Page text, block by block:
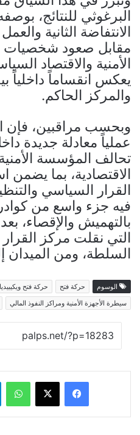
البرغوثي للنتائج،
الانتفاضة الثانية
مقابل صعود شخصيات
الأمنية والاقتصاد
يعكس انقساماً داخلياً
والمركز الحاكم.
وبحسب مراقبين، فإن
عملياً معادلة جديدة
تحالف المؤسسة
الاقتصادية، بما
القرار السياسي
فيه جزء واسع من كوادر
بالتهميش والإقصاء،
التي نقلت مركز
السلطة، ومن الميدان
الوسوم حركة فتح
حركة فتح ويكيبيديا
سيطرة الأجهزة الأمنية ومراكز النفوذ المالي
فيسبوك ‫X